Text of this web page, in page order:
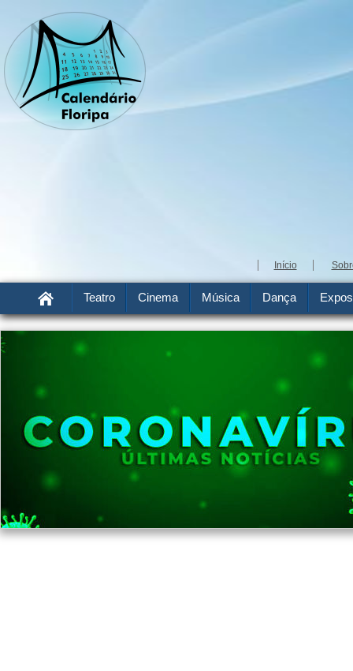
Início
Teatro Cinema Música Dança